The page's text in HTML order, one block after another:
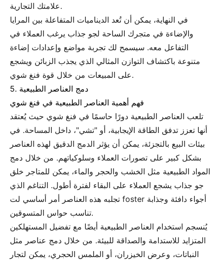
علامتك التجارية.
في النهاية، يمكن أن تُعد الديناميات المتفاعلة بين المرايا
والإضاءة في متجرك الساحة لجو جذاب يرغب العملاء في
التفاعل معه. سيسمح لك تجربة مواضع وإعدادات إضاءة
متنوعة باكتشاف التوازن المثالي الذي يجذب الزبائن ويشجع
على المبيعات من خلال قوة فنغ شوي.
5. دمج العناصر الطبيعية
فهم أهمية العناصر الطبيعية في فنغ شوي
تلعب العناصر الطبيعية دورًا حاسمًا في فنغ شوي حيث يُعتقد
أنها تعزز تدفق الطاقة الإيجابية، أو "تشي"، داخل المساحة. في
بيئات البيع بالتجزئة، يمكن أن يؤثر الدمج الدقيق لهذه العناصر
بشكل كبير على تصورات العملاء وسلوكياتهم. من خلال دمج
المواد الطبيعية مثل الخشب والحجر والماء، يمكن للمتاجر خلق
جو جذاب يشجع العملاء على البقاء لفترة أطول. التناغم الذي
تجلبه هذه العناصر أمر أساسي لت foster أجواء دافئة وجذابة
تناسب حواس المتسوقين.
يُنسجم استخدام العناصر الطبيعية أيضًا مع تفضيل المستهلكين
المتزايد للاستدامة والصداقة للبيئة. من خلال دمج عناصر مثل
النباتات، وعرض الخيزران، أو الملمس الحجري، يمكن لتجار